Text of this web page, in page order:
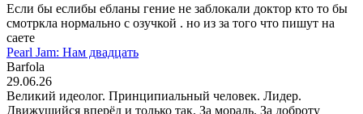
Если бы еслибы ебланы гение не заблокали доктор кто то бы
смотркла нормально с озучкой . но из за того что пишут на
саете
Pearl Jam: Нам двадцать
Barfola
29.06.26
Великий идеолог. Принципиальный человек. Лидер.
Движущийся вперёд и только так. За мораль. За доброту